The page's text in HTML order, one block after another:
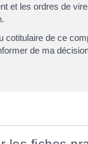
et les ordres de
cotitulaire de ce
de ma